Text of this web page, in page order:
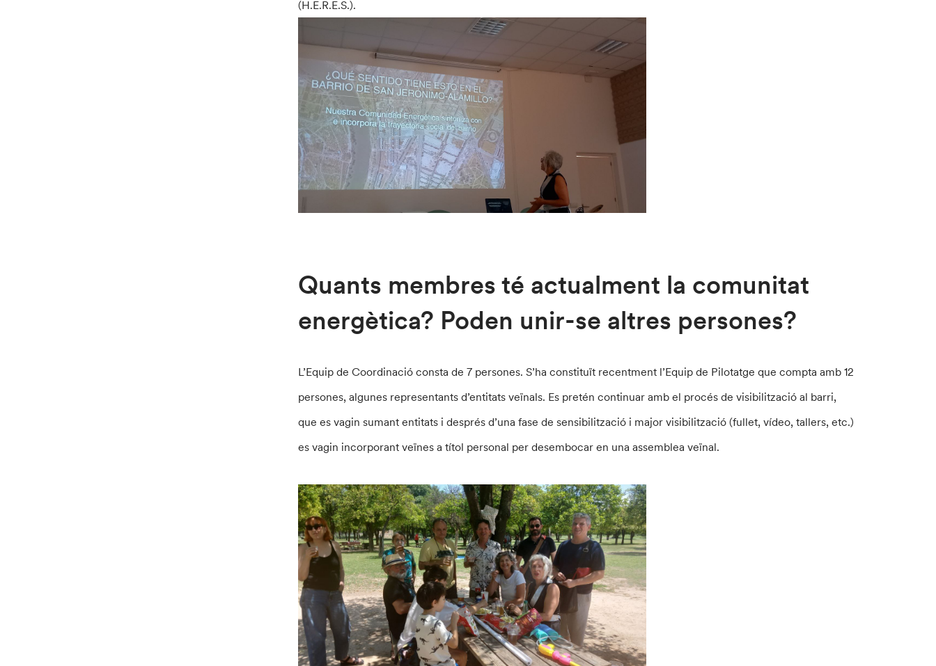
(H.E.R.E.S.).
Quants membres té actualment la comunitat
energètica? Poden unir-se altres persones?
L’Equip de Coordinació consta de 7 persones. S’ha constituït recentment l’Equip de Pilotatge que compta amb 12
persones, algunes representants d’entitats veïnals. Es pretén continuar amb el procés de visibilització al barri,
que es vagin sumant entitats i després d’una fase de sensibilització i major visibilització (fullet, vídeo, tallers, etc.)
es vagin incorporant veïnes a títol personal per desembocar en una assemblea veïnal.